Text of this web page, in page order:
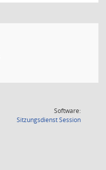
Software:
SitzungsdienstSession(Wird in